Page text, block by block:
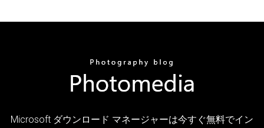
Microsoft ダウンロード マネージャーは今すぐ無料でイン